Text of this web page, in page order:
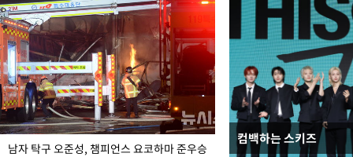
남자 탁구 오준성, 챔피언스 요코하마 준우승
컴백하는 스키즈
한-미, UFS연합연습